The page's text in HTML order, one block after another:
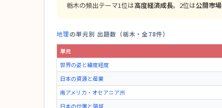
栃木の頻出テーマ1位は高度経済成長。2位は公開市
地理の単元別 出題数（栃木・全78件）
単元
世界の姿と緯度経度
日本の資源と産業
南アメリカ・オセアニア州
日本の位置と領域